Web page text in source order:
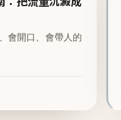
會開口、會帶人的